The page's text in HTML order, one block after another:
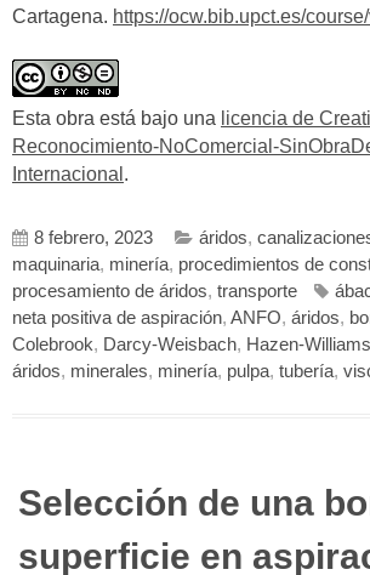
Cartagena. https://ocw.bib.upct.es/
Esta obra está bajo una licencia de
Reconocimiento-NoComercial-
Internacional .
8 febrero, 2023 áridos,
maquinaria, minería, procedimientos de
procesamiento de áridos, transporte
neta positiva de aspiración, ANFO, áridos,
Colebrook, Darcy-Weisbach, Hazen-Williams
áridos, minerales, minería, pulpa, tubería,
Selección de una
superficie en